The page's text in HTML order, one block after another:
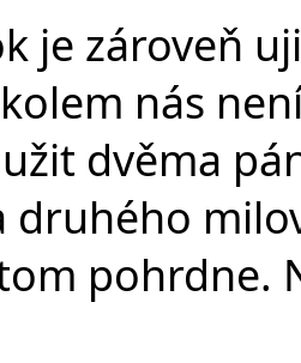
je zároveň
nás
dvěma
druhého
pohrdne.